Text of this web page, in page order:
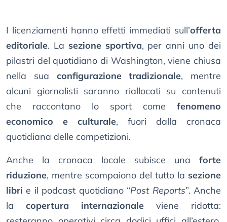
I licenziamenti hanno effetti immediati sull’offerta
editoriale. La sezione sportiva, per anni uno dei
pilastri del quotidiano di Washington, viene chiusa
nella sua configurazione tradizionale, mentre
alcuni giornalisti saranno riallocati su contenuti
che raccontano lo sport come fenomeno
economico e culturale, fuori dalla cronaca
quotidiana delle competizioni.
Anche la cronaca locale subisce una forte
riduzione, mentre scompaiono del tutto la sezione
libri e il podcast quotidiano “Post Reports”. Anche
la copertura internazionale viene ridotta: